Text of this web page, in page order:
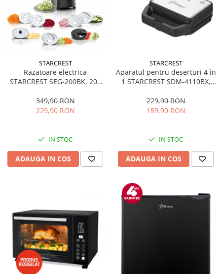
STARCREST
Razatoare electrica
STARCREST SEG-200BK, 200
349,90 RON
229,90 RON
IN STOC
ADAUGA IN COS
STARCREST
Aparatul pentru deserturi 4 în
1 STARCREST SDM-4110BX,
invelis ceramic pentru vafe,
nuci, gogosi si smile
229,90 RON
159,90 RON
IN STOC
ADAUGA IN COS